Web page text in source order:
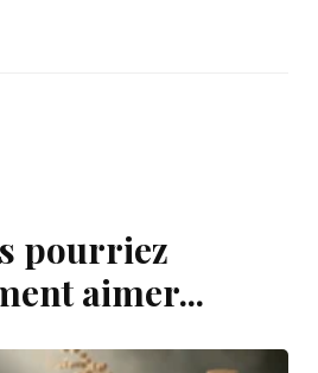
pourriez
aimer...